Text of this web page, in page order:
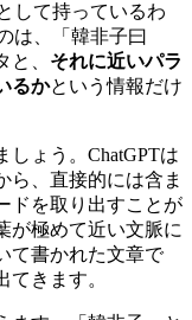
して持っているわ
は、「韓非子曰
、 それに近いパラ
るかという情報だけ
ょう。ChatGPTは
ら、直接的には含ま
ドを取り出すことが
が極めて近い文脈に
て書かれた文章で
きます。